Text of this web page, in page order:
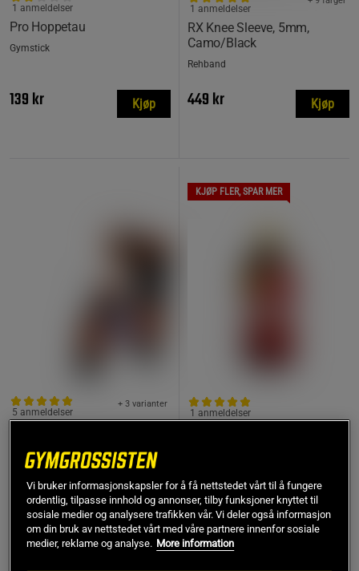
Pro Hoppetau
1 anmeldelser
Gymstick
139 kr Kjøp
RX Knee Sleeve, 5mm,
Camo/Black
1 anmeldelser
Rehband
449 kr Kjøp
+ 3 varianter
5 anmeldelser
Titan Support Systems
429 kr Kjøp
KJØP FLER, SPAR MER
1 anmeldelser
449 kr Kjøp
Vi bruker informasjonskapsler for å få nettstedet vårt til å fungere
ordentlig, tilpasse innhold og annonser, tilby funksjoner knyttet til
sosiale medier og analysere trafikken vår. Vi deler også informasjon
om din bruk av nettstedet vårt med våre partnere innenfor sosiale
medier, reklame og analyse. More information